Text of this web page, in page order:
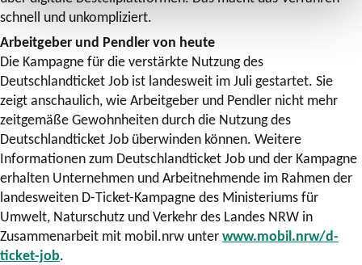
schnell und unkompliziert.
Arbeitgeber und Pendler von heute
Die Kampagne für die verstärkte Nutzung des
Deutschlandticket Job ist landesweit im Juli gestartet. Sie
zeigt anschaulich, wie Arbeitgeber und Pendler nicht mehr
zeitgemäße Gewohnheiten durch die Nutzung des
Deutschlandticket Job überwinden können. Weitere
Informationen zum Deutschlandticket Job und der Kampagne
erhalten Unternehmen und Arbeitnehmende im Rahmen der
landesweiten D-Ticket-Kampagne des Ministeriums für
Umwelt, Naturschutz und Verkehr des Landes NRW in
Zusammenarbeit mit mobil.nrw unterwww.mobil.nrw/d-
ticket-job.